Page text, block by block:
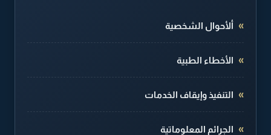
ألأحوال الشخصية
الأخطاء الطبية
التنفيذ وإيقاف الخدمات
الجرائم المعلوماتية